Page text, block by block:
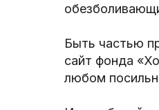
Быть частью
сайт фонда
любом